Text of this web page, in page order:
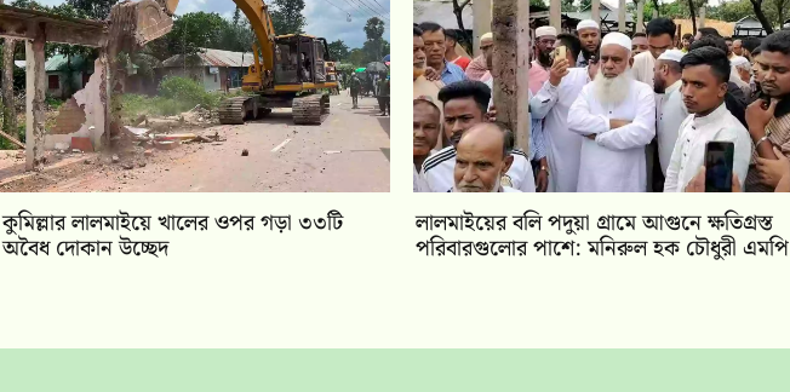
কুমিল্লার লালমাইয়ে খালের ওপর গড়া ৩৩টি
অবৈধ দোকান উচ্ছেদ
লালমাইয়ের বলি পদুয়া গ্রামে আগুনে ক্ষতিগ্রস্ত
পরিবারগুলোর পাশে: মনিরুল হক চৌধুরী এমপি